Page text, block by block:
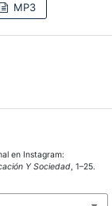
MP3
en Instagram:
Y Sociedad, 1–25.